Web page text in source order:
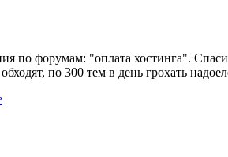
по форумам: "оплата хостинга".
по 300 тем в день грохать